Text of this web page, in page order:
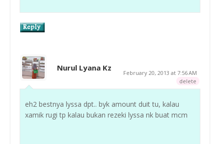
Nurul Lyana Kz
February 20, 2013 at 7:56 AM
delete
eh2 bestnya lyssa dpt.. byk amount duit tu, kalau
xamik rugi tp kalau bukan rezeki lyssa nk buat mcm